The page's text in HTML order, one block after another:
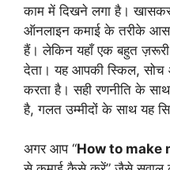
काम में दिखने लगा है।
ऑनलाइन कमाई के तरीके
हैं। लेकिन यहाँ एक बहुत
देता। यह आपकी स्किल,
करता है। सही रणनीति के
है, गलत उम्मीदों के साथ यह
अगर आप “How to make